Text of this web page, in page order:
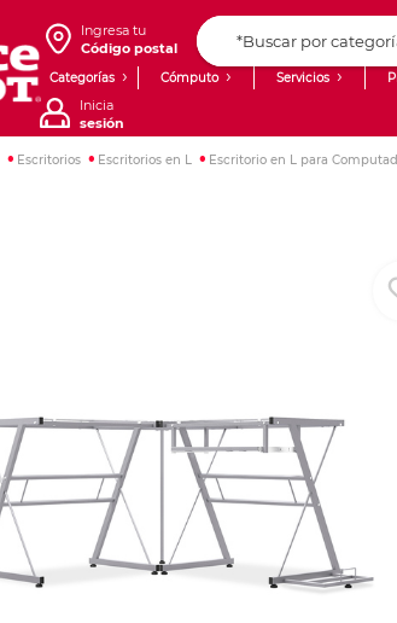
Ingresa tu
Código postal
Categorías Cómputo Servicios
Venta
Inicia
sesión
Escritorios Escritorios en L Escritorio en L para